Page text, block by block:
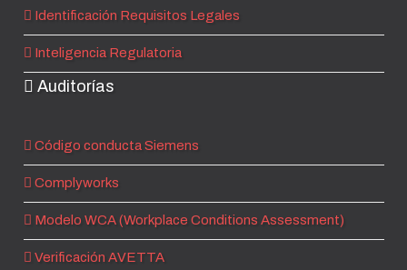
Identificación Requisitos Legales
Inteligencia Regulatoria
Auditorías
Código conducta Siemens
Complyworks
Modelo WCA (Workplace Conditions Assessment)
Verificación AVETTA